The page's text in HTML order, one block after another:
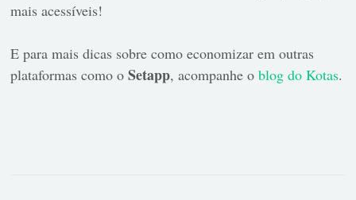
mais acessíveis!
E para mais dicas sobre como economizar em outras
plataformas como oSetapp, acompanhe oblog do Kotas.